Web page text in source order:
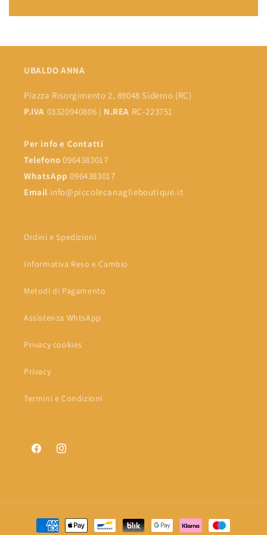
UBALDO ANNA
Piazza Risorgimento 2, 89048 Siderno (RC)
P.IVA 03320940806 | N.REA RC-223751
Per info e Contatti
Telefono 0964383017
WhatsApp0964383017
Email info@piccolecanaglieboutique.it
Ordini e Spedizioni
Informativa Reso e Cambio
Metodi di Pagamento
Assistenza WhtsApp
Privacy cookies
Privacy
Termini e Condizioni
FacebookInstagram
Metodi